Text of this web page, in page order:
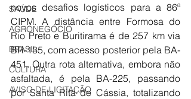
SAÚDE
AGRONEGÓCIO
BRASIL
CULTURA
AVISO DE LICITAÇÃO
novos desafios logísticos para a 86ª
CIPM. A distância entre Formosa do
Rio Preto e Buritirama é de 257 km via
BR-135, com acesso posterior pela BA-
451. Outra rota alternativa, embora não
asfaltada, é pela BA-225, passando
por Santa Rita de Cássia, totalizando